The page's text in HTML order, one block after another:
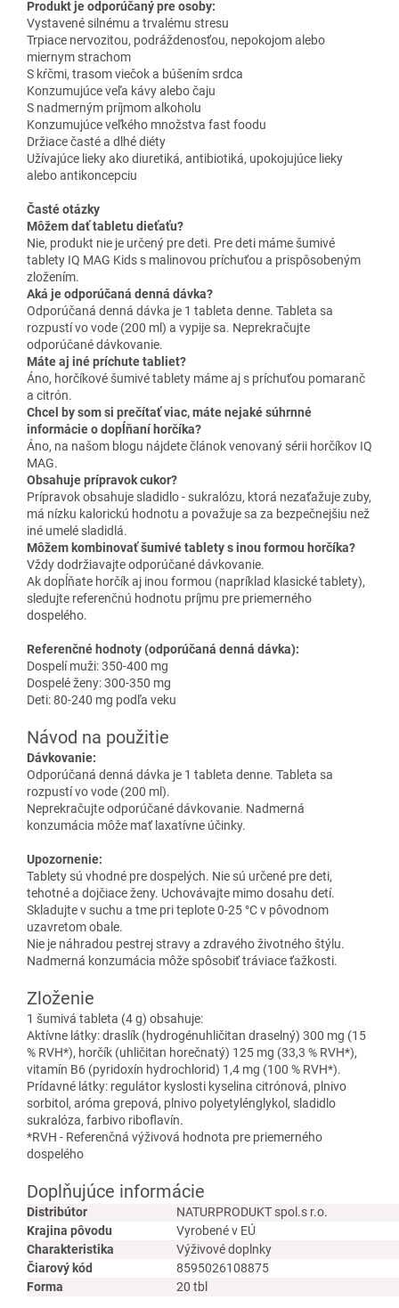
Produkt je odporúčaný pre osoby:
Vystavené silnému a trvalému stresu
Trpiace nervozitou, podráždenosťou, nepokojom alebo
miernym strachom
S kŕčmi, trasom viečok a búšením srdca
Konzumujúce veľa kávy alebo čaju
S nadmerným príjmom alkoholu
Konzumujúce veľkého množstva fast foodu
Držiace časté a dlhé diéty
Užívajúce lieky ako diuretiká, antibiotiká, upokojujúce lieky
alebo antikoncepciu
Časté otázky
Môžem dať tabletu dieťaťu?
Nie, produkt nie je určený pre deti. Pre deti máme šumivé
tablety IQ MAG Kids s malinovou príchuťou a prispôsobeným
zložením.
Aká je odporúčaná denná dávka?
Odporúčaná denná dávka je 1 tableta denne. Tableta sa
rozpustí vo vode (200 ml) a vypije sa. Neprekračujte
odporúčané dávkovanie.
Máte aj iné príchute tabliet?
Áno, horčíkové šumivé tablety máme aj s príchuťou pomaranč
a citrón.
Chcel by som si prečítať viac, máte nejaké súhrnné
informácie o dopĺňaní horčíka?
Áno, na našom blogu nájdete článok venovaný sérii horčíkov IQ
MAG.
Obsahuje prípravok cukor?
Prípravok obsahuje sladidlo - sukralózu, ktorá nezaťažuje zuby,
má nízku kalorickú hodnotu a považuje sa za bezpečnejšiu než
iné umelé sladidlá.
Môžem kombinovať šumivé tablety s inou formou horčíka?
Vždy dodržiavajte odporúčané dávkovanie.
Ak dopĺňate horčík aj inou formou (napríklad klasické tablety),
sledujte referenčnú hodnotu príjmu pre priemerného
dospelého.
Referenčné hodnoty (odporúčaná denná dávka):
Dospelí muži: 350-400 mg
Dospelé ženy: 300-350 mg
Deti: 80-240 mg podľa veku
Návod na použitie
Dávkovanie:
Odporúčaná denná dávka je 1 tableta denne. Tableta sa
rozpustí vo vode (200 ml).
Neprekračujte odporúčané dávkovanie. Nadmerná
konzumácia môže mať laxatívne účinky.
Upozornenie:
Tablety sú vhodné pre dospelých. Nie sú určené pre deti,
tehotné a dojčiace ženy. Uchovávajte mimo dosahu detí.
Skladujte v suchu a tme pri teplote 0-25 °C v pôvodnom
uzavretom obale.
Nie je náhradou pestrej stravy a zdravého životného štýlu.
Nadmerná konzumácia môže spôsobiť tráviace ťažkosti.
Zloženie
1 šumivá tableta (4 g) obsahuje:
Aktívne látky: draslík (hydrogénuhličitan draselný) 300 mg (15
% RVH*), horčík (uhličitan horečnatý) 125 mg (33,3 % RVH*),
vitamín B6 (pyridoxín hydrochlorid) 1,4 mg (100 % RVH*).
Prídavné látky: regulátor kyslosti kyselina citrónová, plnivo
sorbitol, aróma grepová, plnivo polyetylénglykol, sladidlo
sukralóza, farbivo riboflavín.
*RVH - Referenčná výživová hodnota pre priemerného
dospelého
Doplňujúce informácie
Distribútor
NATURPRODUKT spol.s r.o.
Krajina pôvodu
Vyrobené v EÚ
Charakteristika
Výživové doplnky
Čiarový kód
8595026108875
Forma
20 tbl